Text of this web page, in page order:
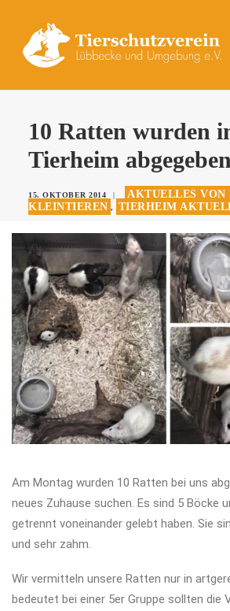
UNSERE TIERE
AKTUELLES
HELFEN
SPENDEN
10 Ratten wurden
Tierheim abgegeben
15. OKTOBER 2014 |
AKTUELLES VON
KLEINTIEREN , TIERHEIM
Am Montag wurden 10 Ratten bei uns
neues Zuhause suchen. Es sind 5 Böcke
getrennt voneinander gelebt haben. Sie
und sehr zahm.
Wir vermitteln unsere Ratten nur in
bedeutet bei einer 5er Gruppe sollten die